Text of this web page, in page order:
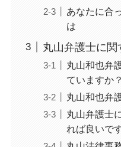
あなたに合
は
丸山弁護士に関
丸山和也弁
ていますか？
丸山和也弁
丸山弁護士
れば良いで